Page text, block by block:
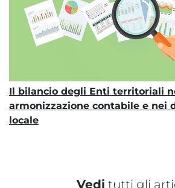
Il bilancio degli Enti territoriali
armonizzazione contabile e nei
locale
Vedi tutti gli